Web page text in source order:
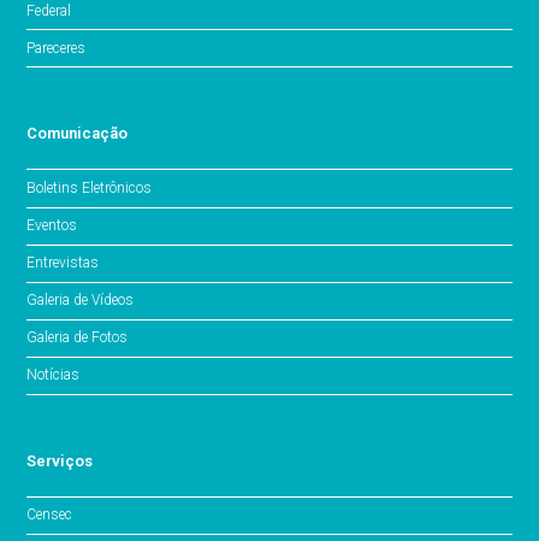
Federal
Pareceres
Comunicação
Boletins Eletrônicos
Eventos
Entrevistas
Galeria de Vídeos
Galeria de Fotos
Notícias
Serviços
Censec